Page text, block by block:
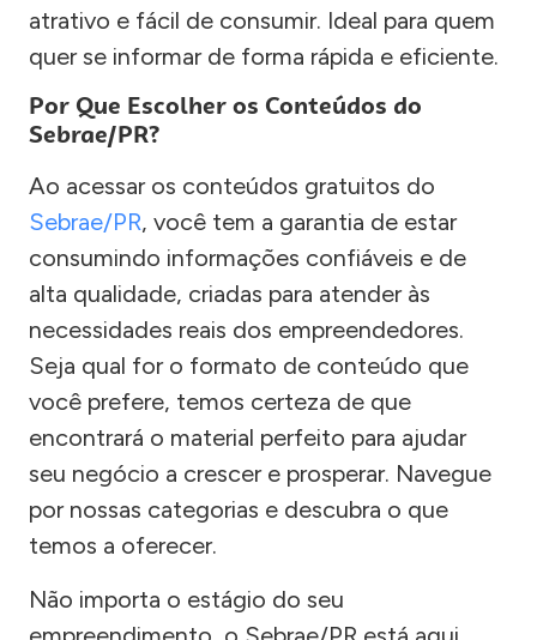
atrativo e fácil de consumir. Ideal para quem
quer se informar de forma rápida e eficiente.
Por Que Escolher os Conteúdos do
Sebrae/PR?
Ao acessar os conteúdos gratuitos do
Sebrae/PR, você tem a garantia de estar
consumindo informações confiáveis e de
alta qualidade, criadas para atender às
necessidades reais dos empreendedores.
Seja qual for o formato de conteúdo que
você prefere, temos certeza de que
encontrará o material perfeito para ajudar
seu negócio a crescer e prosperar. Navegue
por nossas categorias e descubra o que
temos a oferecer.
Não importa o estágio do seu